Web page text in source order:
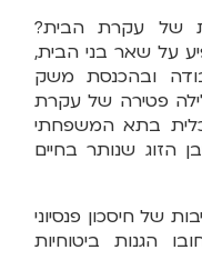
של עקרת הבית?
על שאר בני הבית,
ובהכנסת משק
פטירה של עקרת
בתא המשפחתי
הזוג שנותר בחיים
של חיסכון פנסיוני
הגנות ביטוחיות